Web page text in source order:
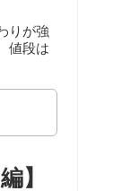
りが強
値段は
】